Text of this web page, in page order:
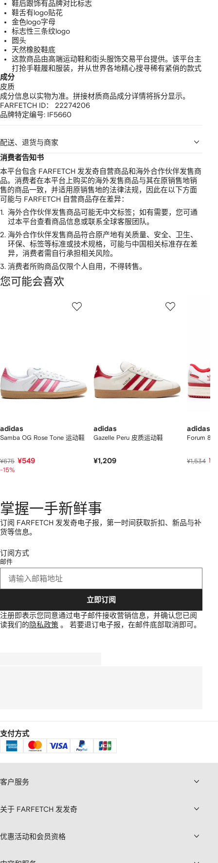
鞋后跟饰有品牌对比标志
鞋舌有logo贴花
金色logo字母
标志性三条纹logo
圆头
天然橡胶鞋底
这款商品由高端运动鞋和街头服饰交易平台提供。该平台主
打抢手鞋履和服装，并从世界各地精心搜寻稀有紧俏的款式
成分
皮质
成分信息以实物为准。拼接材质商品成分详情将拆分显示。
FARFETCH ID： 22274206
品牌特定编号: IF5660
配送、退货与商家
消费者告知书
本平台包含 FARFETCH 发发奇自营商品和海外合作伙伴发售商
品。消费者在本平台上购买的海外发售商品与其在原销售地销
售的商品一致，并适用原销售地的法律法规，因此在以下方面
可能与 FARFETCH 自营商品存在差异：
1. 海外合作伙伴发售商品可能无中文标签；如有需要，您可通
过本平台查看商品信息或联系全球客服团队。
2. 海外合作伙伴发售商品符合原产地有关质量、安全、卫生、
环保、标签等标准或技术规格，可能与中国相关标准存在差
异，消费者需自行承担相关风险。
3. 消费者所购商品仅限个人自用，不得转售。
您可能会喜欢
adidas
Samba OG Rose Tone 运动鞋
¥675 ¥549
-15%
adidas
Gazelle Peru 皮质运动鞋
¥1,209
adidas
Forum 84
¥1,534
掌握一手新鲜事
订阅 FARFETCH 发发奇电子报，第一时间获取折扣、新品与补
货等信息。
订阅方式
邮件
立即订阅
注册即表示您同意通过电子邮件接收营销信息，并确认您已阅
读我们的 隐私政策 。 若要退订电子报，在邮件底部取消即可。
支付方式
客户服务
关于 FARFETCH 发发奇
优惠活动和会员资格